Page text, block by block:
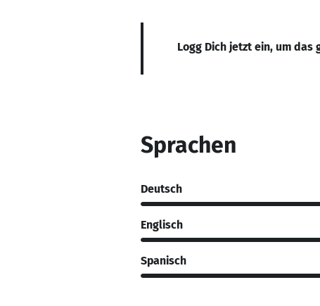
Logg Dich jetzt ein, um das
Sprachen
Deutsch
Englisch
Spanisch